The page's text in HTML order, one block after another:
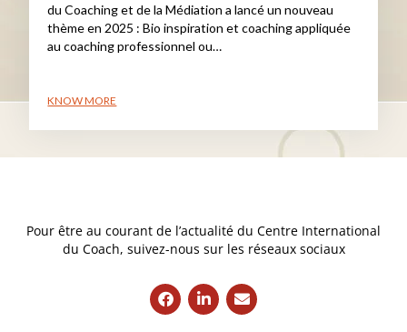
du Coaching et de la Médiation a lancé un nouveau
thème en 2025 : Bio inspiration et coaching appliquée
au coaching professionnel ou…
KNOW MORE
Pour être au courant de l’actualité du Centre International
du Coach, suivez-nous sur les réseaux sociaux